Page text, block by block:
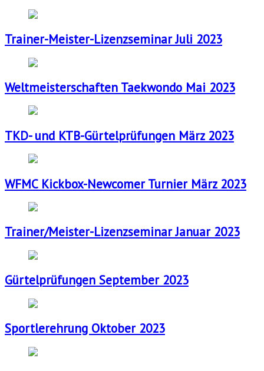
Trainer-Meister-Lizenzseminar Juli 2023
Weltmeisterschaften Taekwondo Mai 2023
TKD- und KTB-Gürtelprüfungen März 2023
WFMC Kickbox-Newcomer Turnier März 2023
Trainer/Meister-Lizenzseminar Januar 2023
Gürtelprüfungen September 2023
Sportlerehrung Oktober 2023